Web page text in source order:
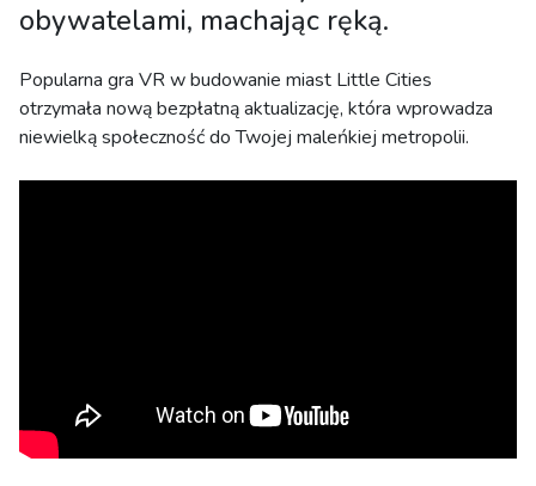
obywatelami, machając ręką.
Popularna gra VR w budowanie miast Little Cities
otrzymała nową bezpłatną aktualizację, która wprowadza
niewielką społeczność do Twojej maleńkiej metropolii.